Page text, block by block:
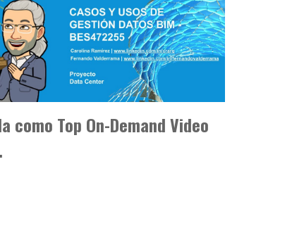
como Top On-Demand Video